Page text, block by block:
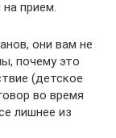
прием.
они вам не
почему это
(детское
во время
лишнее из